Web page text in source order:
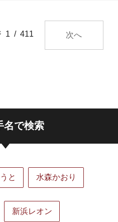
1 / 411 次へ
名で検索
と 水森かおり
新浜レオン